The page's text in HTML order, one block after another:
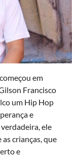
em
Francisco
um Hip Hop
e
ele
crianças, que
e